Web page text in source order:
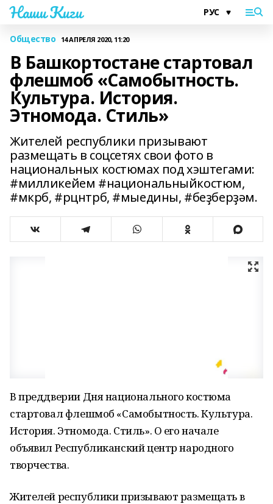
Наши Киги
Общество 14 АПРЕЛЯ 2020, 11:20
В Башкортостане стартовал
флешмоб «Самобытность.
Культура. История.
Этномода. Стиль»
Жителей республики призывают
размещать в соцсетях свои фото в
национальных костюмах под хэштегами:
#милликейем #национальныйкостюм,
#мкрб, #рцнтрб, #мыедины, #беҙберҙәм.
В преддверии Дня национального костюма
стартовал флешмоб «Самобытность. Культура.
История. Этномода. Стиль». О его начале
объявил Республиканский центр народного
творчества.
Жителей республики призывают размещать в